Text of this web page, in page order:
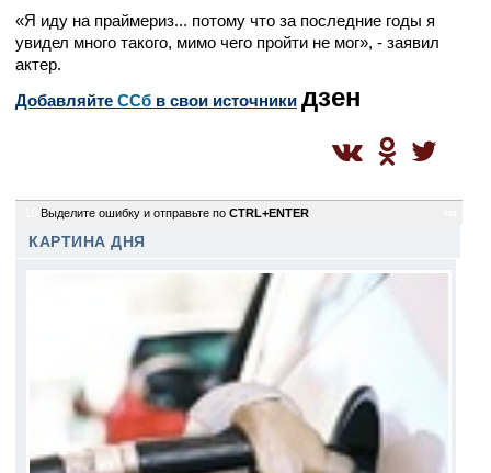
«Я иду на праймериз... потому что за последние годы я
увидел много такого, мимо чего пройти не мог», - заявил
актер.
Добавляйте CСб в свои источники дзен
Выделите ошибку и отправьте по CTRL+ENTER
КАРТИНА ДНЯ